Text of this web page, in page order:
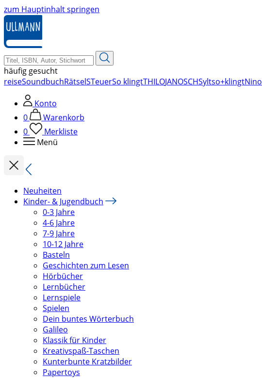
zum Hauptinhalt springen
häufig gesucht
reiseSoundbuchRätselSTeuerSo klingtTHILOJANOSCHSyltso+klingtNino
Konto
0
Warenkorb
0
Merkliste
Menü
Neuheiten
Kinder- & Jugendbuch
0-3 Jahre
4-6 Jahre
7-9 Jahre
10-12 Jahre
Basteln
Geschichten zum Lesen
Hörbücher
Lernbücher
Lernspiele
Spielen
Dein buntes Wörterbuch
Galileo
Klassik für Kinder
Kreativspaß-Taschen
Kunterbunte Kratzbilder
Papertoys